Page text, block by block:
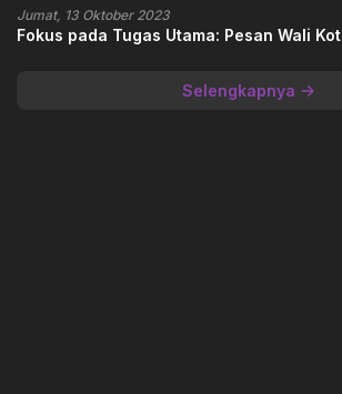
Jumat, 13 Oktober 2023
Fokus pada Tugas Utama: Pesan Wali
Selengkapnya